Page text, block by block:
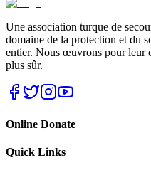
Une association turque de
domaine de la protection et du
entier. Nous œuvrons pour leur
plus sûr.
Online Donate
Quick Links